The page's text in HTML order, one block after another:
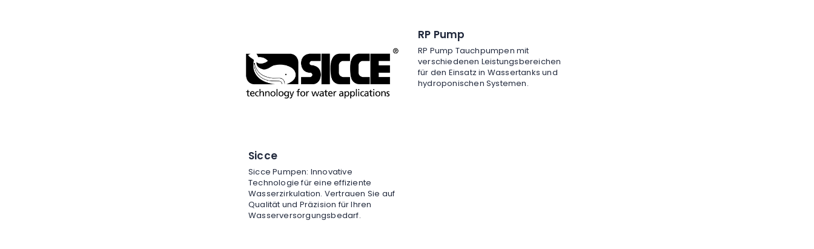
Sicce
Sicce Pumpen: Innovative
Technologie für eine effiziente
Wasserzirkulation. Vertrauen Sie auf
Qualität und Präzision für Ihren
Wasserversorgungsbedarf.
RP Pump
RP Pump Tauchpumpen mit
verschiedenen Leistungsbereichen
für den Einsatz in Wassertanks und
hydroponischen Systemen.